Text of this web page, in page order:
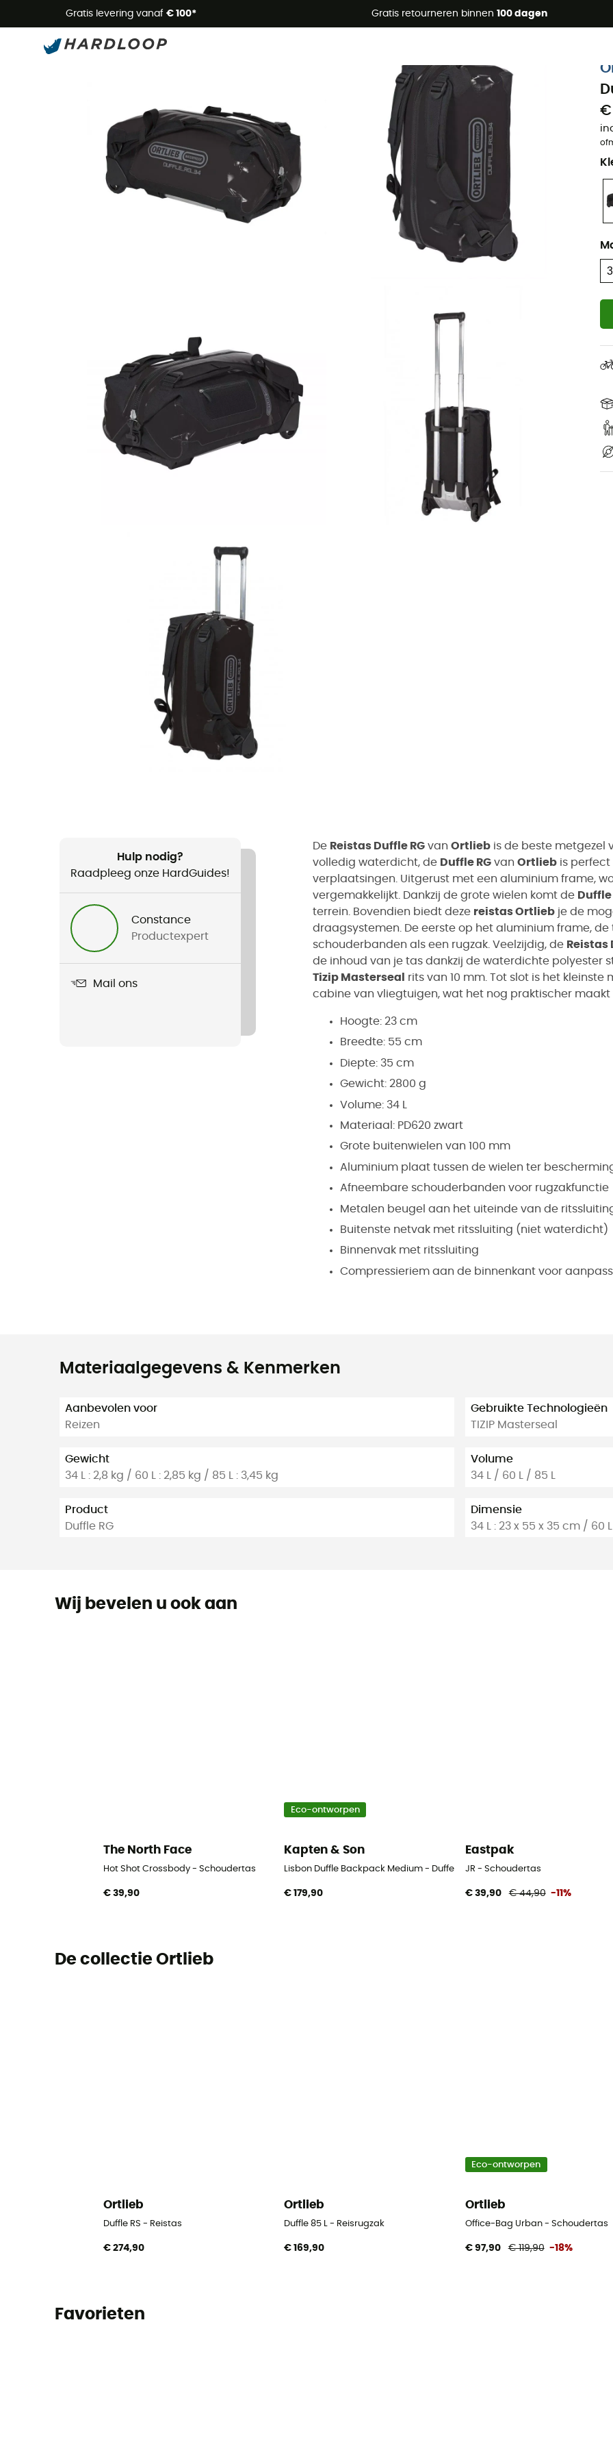
Gratis levering vanaf € 100* Gratis retourneren binnen 100 dagen
Zomeraanbiedingen 🔥 -5% EXTRA vanaf 2 producten* met code
€
of
Hulp nodig?
Raadpleeg onze HardGuides!
Constance
Productexpert
Mail ons
De Reistas Duffle RG van Ortlieb is de beste metgezel
volledig waterdicht, de Duffle RG van Ortlieb is perfect
verplaatsingen. Uitgerust met een aluminium frame,
vergemakkelijkt. Dankzij de grote wielen komt de Duffle
terrein. Bovendien biedt deze reistas Ortlieb je de
draagsystemen. De eerste op het aluminium frame,
schouderbanden als een rugzak. Veelzijdig, de Reistas
de inhoud van je tas dankzij de waterdichte polyester
Tizip Masterseal
rits van 10 mm. Tot slot is het
cabine van vliegtuigen, wat het nog praktischer maakt
Hoogte: 23 cm
Breedte: 55 cm
Diepte: 35 cm
Gewicht: 2800 g
Volume: 34 L
Materiaal: PD620 zwart
Grote buitenwielen van 100 mm
Aluminium plaat tussen de wielen ter
Afneembare schouderbanden voor rugzakfunctie
Metalen beugel aan het uiteinde van de
Buitenste netvak met ritssluiting (niet waterdicht)
Binnenvak met ritssluiting
Compressieriem aan de binnenkant voor
Materiaalgegevens & Kenmerken
Aanbevolen voor
Reizen
Gewicht
34 L : 2,8 kg / 60 L : 2,85 kg / 85 L : 3,45 kg
Product
Duffle RG
Gebruikte Technologieën
TIZIP Masterseal
Volume
34 L / 60 L / 85 L
Dimensie
34 L : 23 x 55 x 35 cm / 60
Wij bevelen u ook aan
The North Face
Hot Shot Crossbody - Schoudertas
€ 39,90
Eco-ontworpen
Kapten & Son
Lisbon Duffle Backpack Medium - Duffel
€ 179,90
Eastpak
JR - Schoudertas
€ 39,90 € 44,90 -11%
De collectie Ortlieb
Ortlieb
Duffle RS - Reistas
€ 274,90
Ortlieb
Duffle 85 L - Reisrugzak
€ 169,90
Eco-ontworpen
Ortlieb
Office-Bag Urban - Schoudertas
€ 97,90 € 119,90 -18%
Favorieten